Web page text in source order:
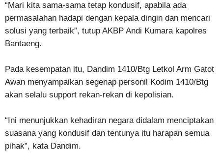
“Mari kita sama-sama tetap kondusif, apabila ada
permasalahan hadapi dengan kepala dingin dan mencari
solusi yang terbaik”, tutup AKBP Andi Kumara kapolres
Bantaeng.
Pada kesempatan itu, Dandim 1410/Btg Letkol Arm Gatot
Awan menyampaikan segenap personil Kodim 1410/Btg
akan selalu support rekan-rekan di kepolisian.
“Ini menunjukkan kehadiran negara didalam menciptakan
suasana yang kondusif dan tentunya itu harapan semua
pihak”, kata Dandim.